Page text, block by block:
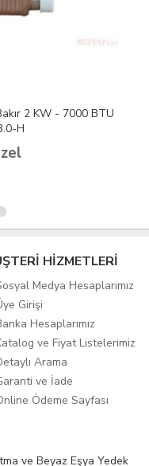
36 Plakalı Eşanjör Bakır
HİZMETLERİ
Medya Hesaplarımız
Girişi
Hesaplarımız
ve Fiyat Listelerimiz
Arama
ve İade
Ödeme Sayfası
ve Beyaz Eşya Yedek